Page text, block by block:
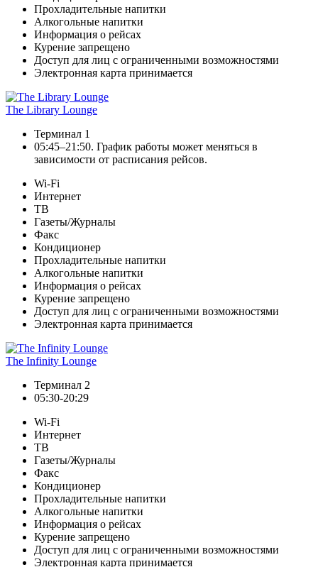
Прохладительные напитки
Алкогольные напитки
Информация о рейсах
Курение запрещено
Доступ для лиц с ограниченными возможностями
Электронная карта принимается
The Library Lounge
Терминал 1
05:45–21:50. График работы может меняться в
зависимости от расписания рейсов.
Wi-Fi
Интернет
ТВ
Газеты/Журналы
Факс
Кондиционер
Прохладительные напитки
Алкогольные напитки
Информация о рейсах
Курение запрещено
Доступ для лиц с ограниченными возможностями
Электронная карта принимается
The Infinity Lounge
Терминал 2
05:30-20:29
Wi-Fi
Интернет
ТВ
Газеты/Журналы
Факс
Кондиционер
Прохладительные напитки
Алкогольные напитки
Информация о рейсах
Курение запрещено
Доступ для лиц с ограниченными возможностями
Электронная карта принимается